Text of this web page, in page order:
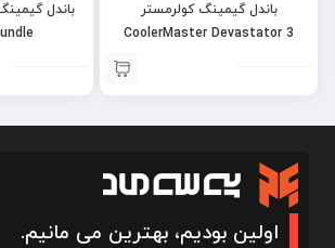
باندل گیمینگ کولرمستر
CoolerMaster Devastator 3
اولین بودیم، بهترین می مانیم.